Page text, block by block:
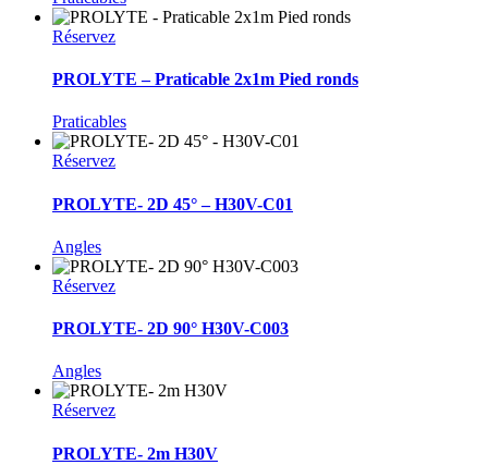
Réservez
PROLYTE – Praticable 2x1m Pied ronds
Praticables
Réservez
PROLYTE- 2D 45° – H30V-C01
Angles
Réservez
PROLYTE- 2D 90° H30V-C003
Angles
Réservez
PROLYTE- 2m H30V